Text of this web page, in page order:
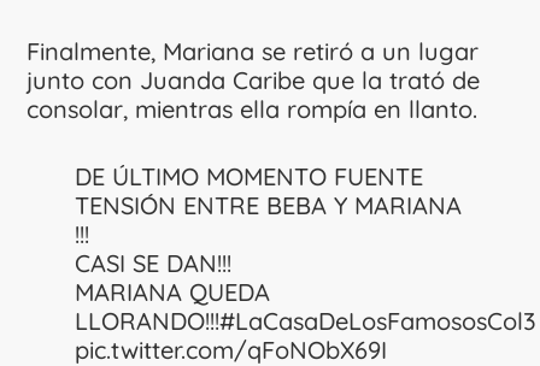
Finalmente, Mariana se retiró a un lugar
junto con Juanda Caribe que la trató de
consolar, mientras ella rompía en llanto.
DE ÚLTIMO MOMENTO FUENTE
TENSIÓN ENTRE BEBA Y MARIANA
!!!
CASI SE DAN!!!
MARIANA QUEDA
LLORANDO!!!#LaCasaDeLosFamososCol3
pic.twitter.com/qFoNObX69I